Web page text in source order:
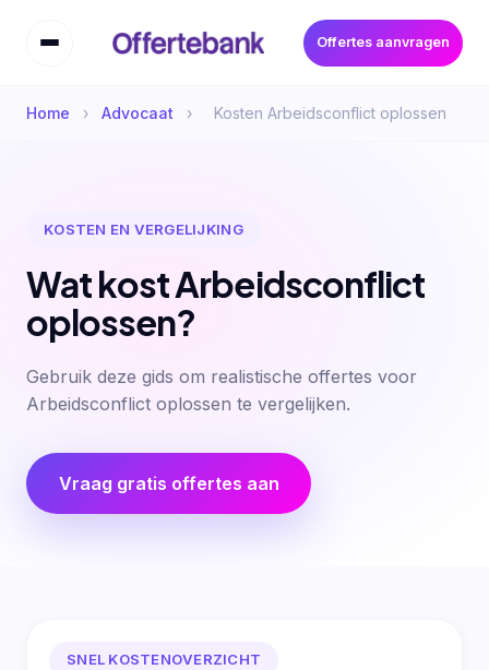
Offertes aanvragen
Home › Advocaat › Kosten Arbeidsconflict oplossen
KOSTEN EN VERGELIJKING
Wat kost Arbeidsconflict
oplossen?
Gebruik deze gids om realistische offertes voor
Arbeidsconflict oplossen te vergelijken.
Vraag gratis offertes aan
SNEL KOSTENOVERZICHT